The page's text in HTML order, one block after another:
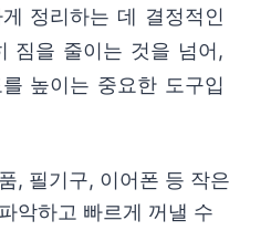
정리하는 데 결정적인
짐을 줄이는 것을 넘어,
높이는 중요한 도구입
, 필기구, 이어폰 등 작은
악하고 빠르게 꺼낼 수